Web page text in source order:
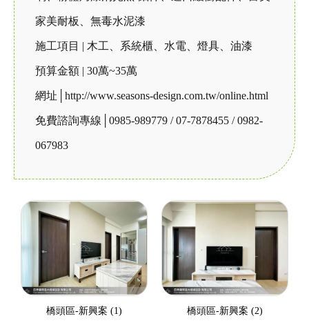
家美耐板、無毒水泥漆
施工項目 | 木工、系統櫃、水電、燈具、油漆
預算金額 | 30萬~35萬
網址│http://www.seasons-design.com.tw/online.html
免費諮詢專線│0985-989779 / 07-7878455 / 0982-
067983
橋頭區-新興案 (1) 橋頭區-新興案 (2)